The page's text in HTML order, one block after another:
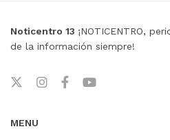
Noticentro 13 ¡NOTICENTRO,
de la información siempre!
MENU